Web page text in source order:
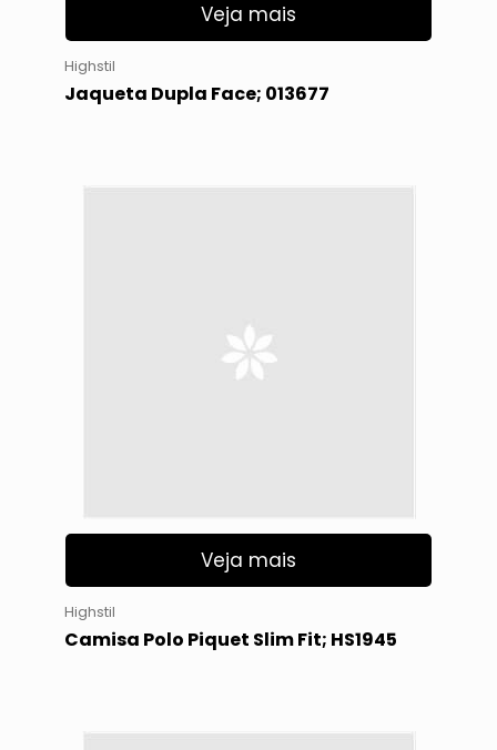
Veja mais
Highstil
Jaqueta Dupla Face; 013677
Veja mais
Highstil
Camisa Polo Piquet Slim Fit; HS1945